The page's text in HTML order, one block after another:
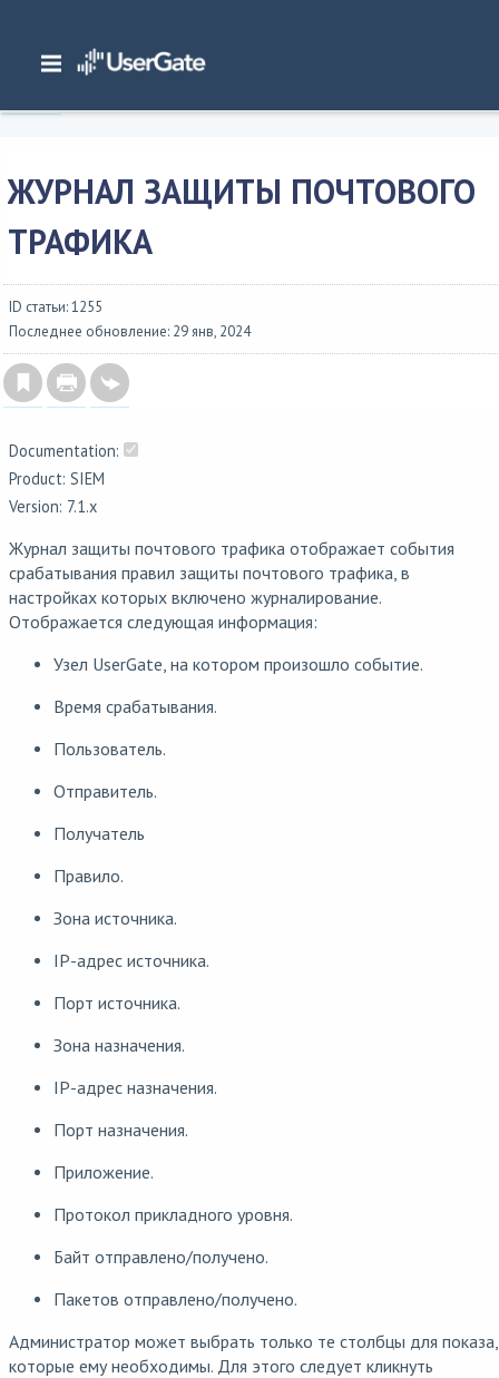
Главная/ Документация/SIEM/
UserGate SIEM 7.2.x Руководство администратора
ЖУРНАЛ ЗАЩИТЫ ПОЧТОВОГО
ТРАФИКА
ID статьи: 1255
Последнее обновление: 29 янв, 2024
Documentation:
Product: SIEM
Version: 7.1.x
Журнал защиты почтового трафика отображает события
срабатывания правил защиты почтового трафика, в
настройках которых включено журналирование.
Отображается следующая информация:
Узел UserGate, на котором произошло событие.
Время срабатывания.
Пользователь.
Отправитель.
Получатель
Правило.
Зона источника.
IP-адрес источника.
Порт источника.
Зона назначения.
IP-адрес назначения.
Порт назначения.
Приложение.
Протокол прикладного уровня.
Байт отправлено/получено.
Пакетов отправлено/получено.
Администратор может выбрать только те столбцы для показа,
которые ему необходимы. Для этого следует кликнуть